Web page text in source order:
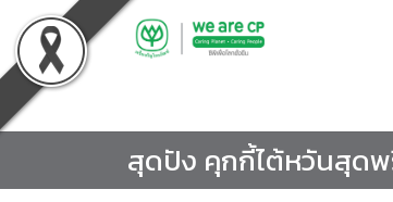
to
content
สุดปัง คุกกี้ไต้หวันสุดพ